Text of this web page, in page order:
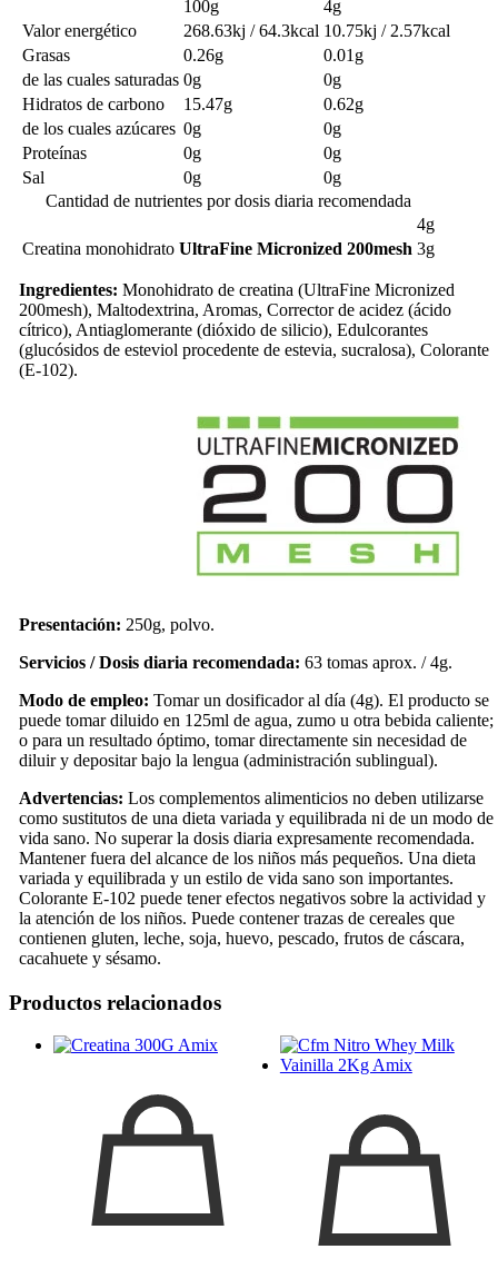
100g
4g
Valor energético
268.63kj / 64.3kcal 10.75kj / 2.57kcal
Grasas
0.26g
0.01g
de las cuales saturadas 0g
0g
Hidratos de carbono
15.47g
0.62g
de los cuales azúcares 0g
0g
Proteínas
0g
0g
Sal
0g
0g
Cantidad de nutrientes por dosis diaria recomendada
4g
Creatina monohidrato UltraFine Micronized 200mesh 3g
Ingredientes: Monohidrato de creatina (UltraFine Micronized
200mesh), Maltodextrina, Aromas, Corrector de acidez (ácido
cítrico), Antiaglomerante (dióxido de silicio), Edulcorantes
(glucósidos de esteviol procedente de estevia, sucralosa), Colorante
(E-102).
Presentación: 250g, polvo.
Servicios / Dosis diaria recomendada: 63 tomas aprox. / 4g.
Modo de empleo: Tomar un dosificador al día (4g). El producto se
puede tomar diluido en 125ml de agua, zumo u otra bebida caliente;
o para un resultado óptimo, tomar directamente sin necesidad de
diluir y depositar bajo la lengua (administración sublingual).
Advertencias: Los complementos alimenticios no deben utilizarse
como sustitutos de una dieta variada y equilibrada ni de un modo de
vida sano. No superar la dosis diaria expresamente recomendada.
Mantener fuera del alcance de los niños más pequeños. Una dieta
variada y equilibrada y un estilo de vida sano son importantes.
Colorante E-102 puede tener efectos negativos sobre la actividad y
la atención de los niños. Puede contener trazas de cereales que
contienen gluten, leche, soja, huevo, pescado, frutos de cáscara,
cacahuete y sésamo.
Productos relacionados